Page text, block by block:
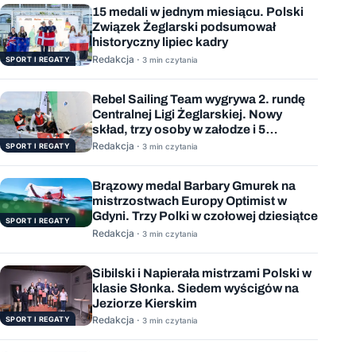
SPORT I REGATY
15 medali w jednym miesiącu. Polski
Związek Żeglarski podsumował
historyczny lipiec kadry
Redakcja · 3 min czytania
SPORT I REGATY
Rebel Sailing Team wygrywa 2. rundę
Centralnej Ligi Żeglarskiej. Nowy
skład, trzy osoby w załodze i 5
wygranych wyścigów
Redakcja · 3 min czytania
SPORT I REGATY
Brązowy medal Barbary Gmurek na
mistrzostwach Europy Optimist w
Gdyni. Trzy Polki w czołowej dziesiątce
Redakcja · 3 min czytania
SPORT I REGATY
Sibilski i Napierała mistrzami Polski w
klasie Słonka. Siedem wyścigów na
Jeziorze Kierskim
Redakcja · 3 min czytania